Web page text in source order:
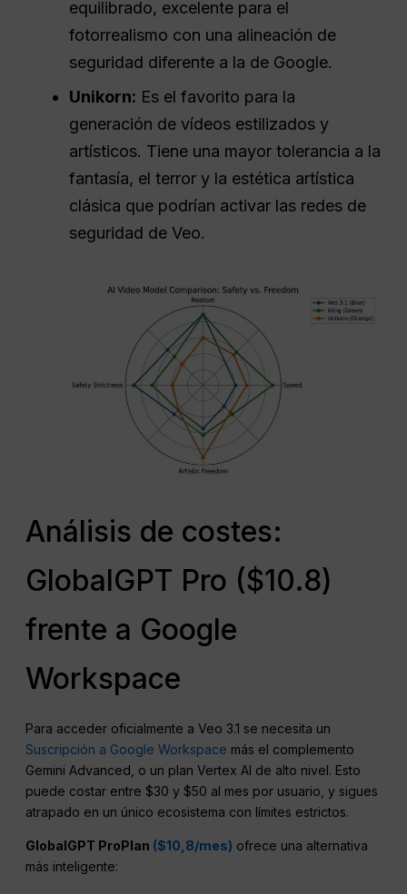
equilibrado, excelente para el
fotorrealismo con una alineación de
seguridad diferente a la de Google.
Unikorn: Es el favorito para la
generación de vídeos estilizados y
artísticos. Tiene una mayor tolerancia a la
fantasía, el terror y la estética artística
clásica que podrían activar las redes de
seguridad de Veo.
Análisis de costes:
GlobalGPT Pro ($10.8)
frente a Google
Workspace
Para acceder oficialmente a Veo 3.1 se necesita un
Suscripción a Google Workspace más el complemento
Gemini Advanced, o un plan Vertex AI de alto nivel. Esto
puede costar entre $30 y $50 al mes por usuario, y sigues
atrapado en un único ecosistema con límites estrictos.
GlobalGPT ProPlan ($10,8/mes) ofrece una alternativa
más inteligente: